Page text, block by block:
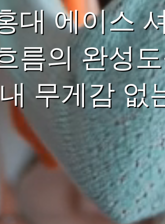
대 에이스
름의 완성
무게감 없